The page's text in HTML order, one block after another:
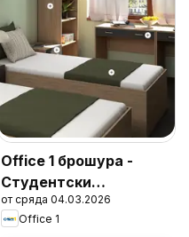
Office 1 брошура -
Студентски
общежития
от сряда 04.03.2026
Office 1